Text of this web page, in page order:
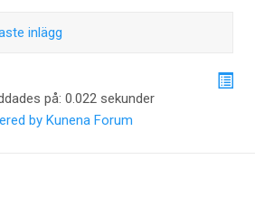
inlägg
på: 0.022 sekunder
by Kunena Forum